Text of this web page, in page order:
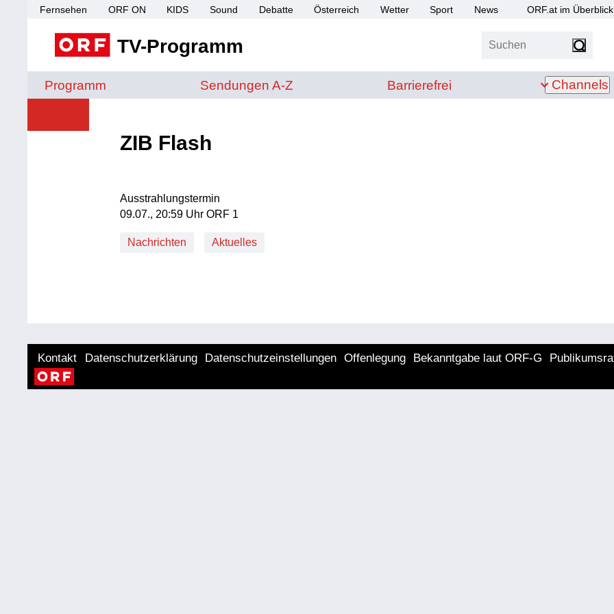
Fernsehen ORF ON KIDS Sound Debatte Österreich Wetter Sport News ORF.at im Überblick
TV-Programm Suchen
Programm Sendungen von A bis Z
Sendungen A-Z Barrierefrei
Barrierefrei Channels
ZIB Flash
Ausstrahlungstermin
09. Juli, 20:59 Uhr in ORF 1
09.07., 20:59 Uhr ORF 1
Nachrichten Aktuelles
Kontakt Datenschutzerklärung Datenschutzeinstellungen Offenlegung Bekanntgabe laut ORF-G